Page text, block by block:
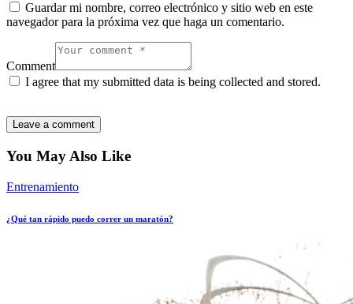
Guardar mi nombre, correo electrónico y sitio web en este
navegador para la próxima vez que haga un comentario.
Comment
I agree that my submitted data is being collected and stored.
You May Also Like
Entrenamiento
¿Qué tan rápido puedo correr un maratón?